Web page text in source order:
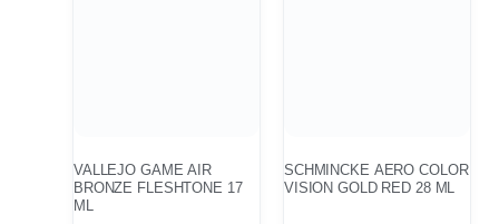
VALLEJO GAME AIR
BRONZE FLESHTONE 17
ML
SCHMINCKE AERO COLOR
VISION GOLD RED 28 ML